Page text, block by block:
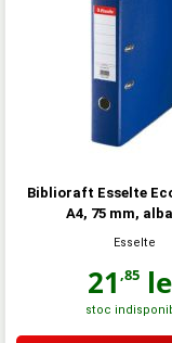
Biblioraft Esselte
A4, 75 mm,
Esselte
21 ,85
stoc